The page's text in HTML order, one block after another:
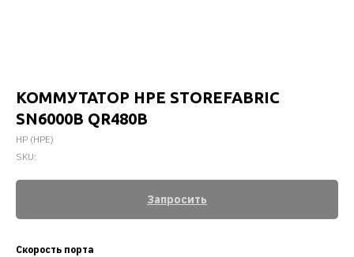
КОММУТАТОР HPE STOREFABRIC
SN6000B QR480B
HP (HPE)
SKU:
Запросить
Скорость порта